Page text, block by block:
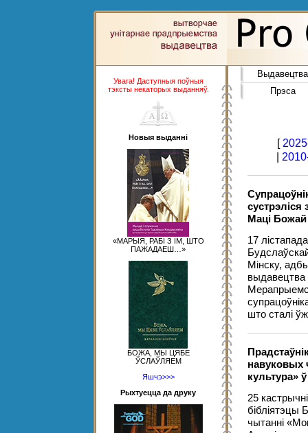
Увага! Даступныя поўныя
тэксты некаторых выданняў.
Новыя выданні
«МАРЫЯ, РАБІ З ІМ, ШТО
ПАЖАДАЕШ…»
БОЖА, МЫ ЦЯБЕ
ЎСЛАЎЛЯЕМ
Яшчэ>>>
Рыхтуецца да друку
Выдавецтва
Прэса
[
|
сустрэліся
Маці
17
Мінску,
выдавецтва
што сталі
навуковых
культура»
25
бібліятэцы
чытанні